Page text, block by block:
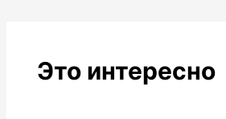
Это интересно